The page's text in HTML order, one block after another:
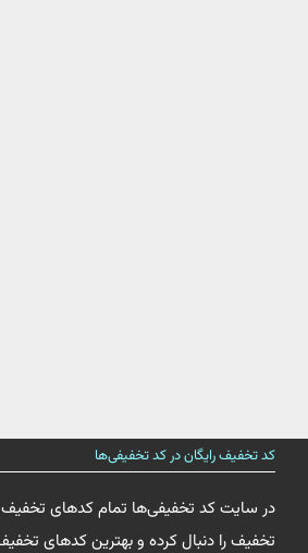
کد تخفیف رایگان در کد تخفیفی‌ها
در سایت کد تخفیفی‌ها تمام کدهای تخفیف
تخفیف را دنبال کرده و بهترین کدهای